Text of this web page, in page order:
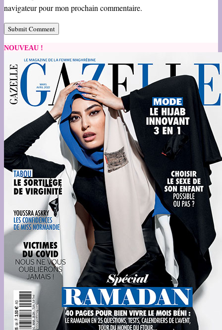
navigateur pour mon prochain commentaire.
NOUVEAU !